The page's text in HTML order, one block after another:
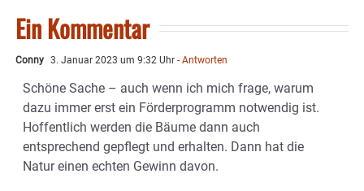
Ein Kommentar
Conny 3. Januar 2023 um 9:32 Uhr - Antworten
Schöne Sache – auch wenn ich mich frage, warum
dazu immer erst ein Förderprogramm notwendig ist.
Hoffentlich werden die Bäume dann auch
entsprechend gepflegt und erhalten. Dann hat die
Natur einen echten Gewinn davon.